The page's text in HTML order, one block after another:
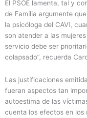
El PSOE lamenta, tal y
de Familia argumente
la psicóloga del CAVI,
son atender a las
servicio debe ser
colapsado”, recuerda
Las justificaciones
fueran aspectos tan
autoestima de las
cuenta los efectos en los